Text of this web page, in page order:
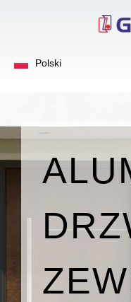
Polski
English